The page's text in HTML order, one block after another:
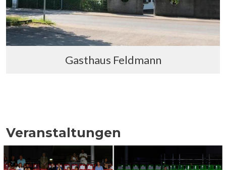
Gasthaus Feldmann
Veranstaltungen